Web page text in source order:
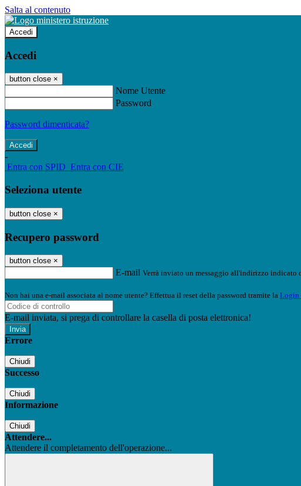
Salta al contenuto
Accedi
Accedi
button close ×
Nome Utente
Password
Password dimenticata?
-
Entra con SPID Entra con CIE
Seleziona utente
button close ×
Recupero password
button close ×
E-mail Verrà inviato un messaggio all'indirizzo indicato
Non hai una e-mail associata al nome utente? Effettua il reset della password tramite la Login
E-mail inviata, si prega di controllare la casella di posta elettronica!
Errore
Chiudi
Successo
Chiudi
Informazione
Chiudi
Attendere...
Attendere il completamento dell'operazione...